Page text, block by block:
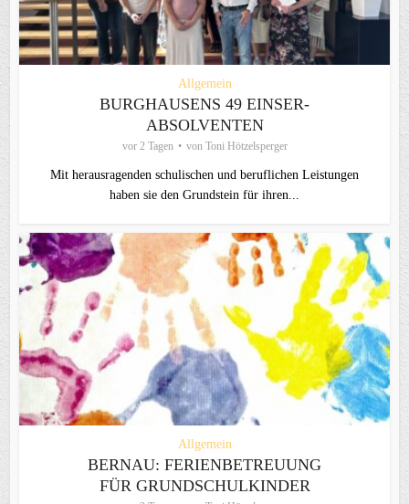
Allgemein
BURGHAUSENS 49 EINSER-
ABSOLVENTEN
vor 2 Tagen von Toni Hötzelsperger
Mit herausragenden schulischen und beruflichen Leistungen
haben sie den Grundstein für ihren...
Allgemein
BERNAU: FERIENBETREUUNG
FÜR GRUNDSCHULKINDER